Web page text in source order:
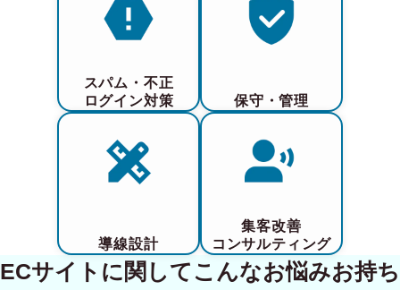
スパム・不正
ログイン対策
保守・管理
導線設計
集客改善
コンサルティング
ECサイトに関してこんなお悩みお持ち